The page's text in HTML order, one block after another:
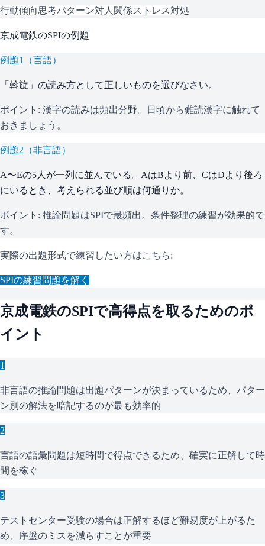
行動傾向思考パターン対人関係ストレス対処
京成電鉄のSPIの例題
例題1 （言語）
「斡旋」の読み方として正しいものを選びなさい。
ポイント: 漢字の読みは頻出分野。日頃から難読漢字に触れて
おきましょう。
例題2 （非言語）
A〜Eの5人が一列に並んでいる。AはBより前、CはDより後ろ
にいるとき、考えられる並び順は何通りか。
ポイント: 推論問題はSPIで最頻出。条件整理の練習が効果的で
す。
実際の出題形式で練習したい方はこちら:
SPIの練習問題を解く
京成電鉄のSPIで高得点を取るためのポ
イント
1
非言語の推論問題は出題パターンが決まっているため、パター
ン別の解法を暗記するのが最も効率的
2
言語の語彙問題は短時間で得点できるため、確実に正解して時
間を稼ぐ
3
テストセンター受験の場合は正解するほど難易度が上がるた
め、序盤のミスを減らすことが重要